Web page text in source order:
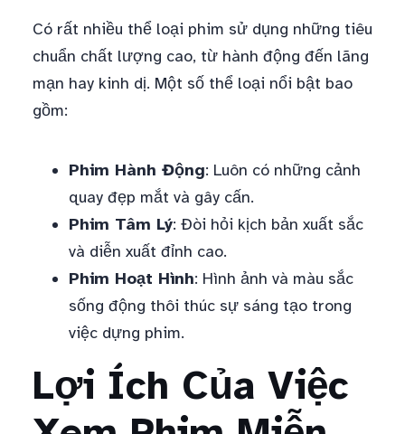
Có rất nhiều thể loại phim sử dụng những tiêu
chuẩn chất lượng cao, từ hành động đến lãng
mạn hay kinh dị. Một số thể loại nổi bật bao
gồm:
Phim Hành Động: Luôn có những cảnh
quay đẹp mắt và gây cấn.
Phim Tâm Lý: Đòi hỏi kịch bản xuất sắc
và diễn xuất đỉnh cao.
Phim Hoạt Hình: Hình ảnh và màu sắc
sống động thôi thúc sự sáng tạo trong
việc dựng phim.
Lợi Ích Của Việc